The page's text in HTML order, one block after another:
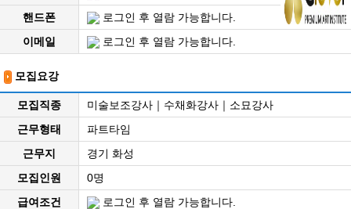
핸드폰
로그인 후 열람 가능합니다.
이메일
로그인 후 열람 가능합니다.
모집요강
모집직종
미술보조강사｜수채화강사｜소묘강사
근무형태
파트타임
근무지
경기 화성
모집인원
0명
급여조건
로그인 후 열람 가능합니다.